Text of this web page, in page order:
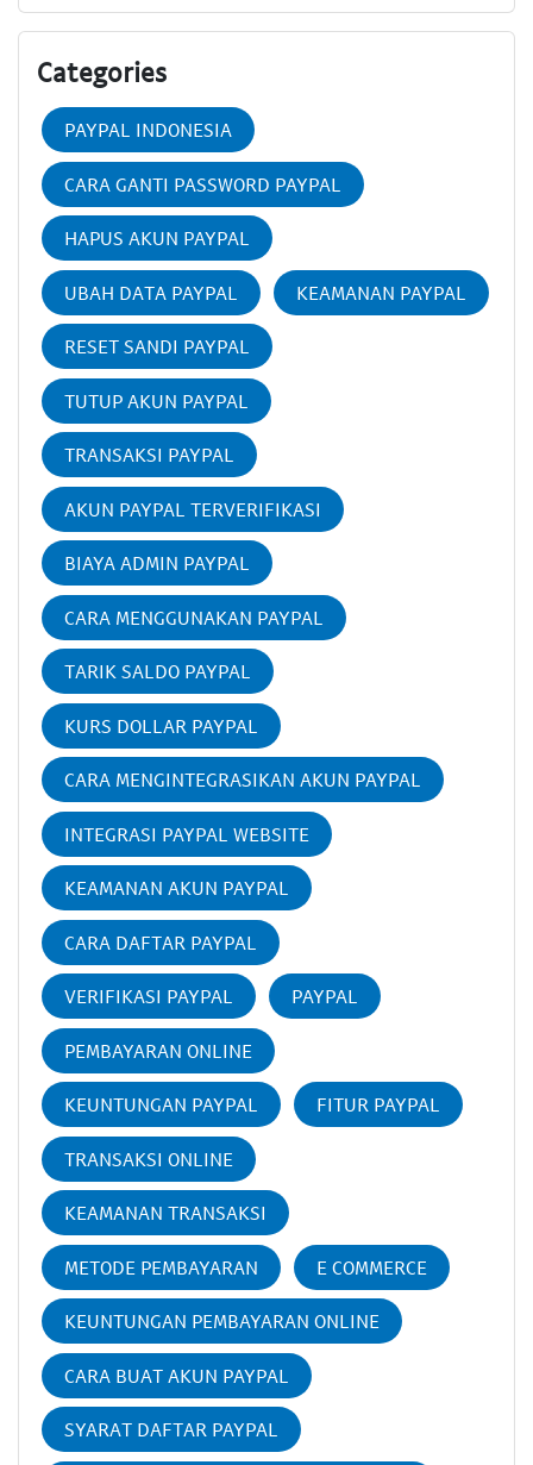
Categories
PAYPAL INDONESIA
CARA GANTI PASSWORD PAYPAL
HAPUS AKUN PAYPAL
UBAH DATA PAYPAL KEAMANAN PAYPAL
RESET SANDI PAYPAL
TUTUP AKUN PAYPAL
TRANSAKSI PAYPAL
AKUN PAYPAL TERVERIFIKASI
BIAYA ADMIN PAYPAL
CARA MENGGUNAKAN PAYPAL
TARIK SALDO PAYPAL
KURS DOLLAR PAYPAL
CARA MENGINTEGRASIKAN AKUN PAYPAL
INTEGRASI PAYPAL WEBSITE
KEAMANAN AKUN PAYPAL
CARA DAFTAR PAYPAL
VERIFIKASI PAYPAL PAYPAL
PEMBAYARAN ONLINE
KEUNTUNGAN PAYPAL FITUR PAYPAL
TRANSAKSI ONLINE
KEAMANAN TRANSAKSI
METODE PEMBAYARAN E COMMERCE
KEUNTUNGAN PEMBAYARAN ONLINE
CARA BUAT AKUN PAYPAL
SYARAT DAFTAR PAYPAL